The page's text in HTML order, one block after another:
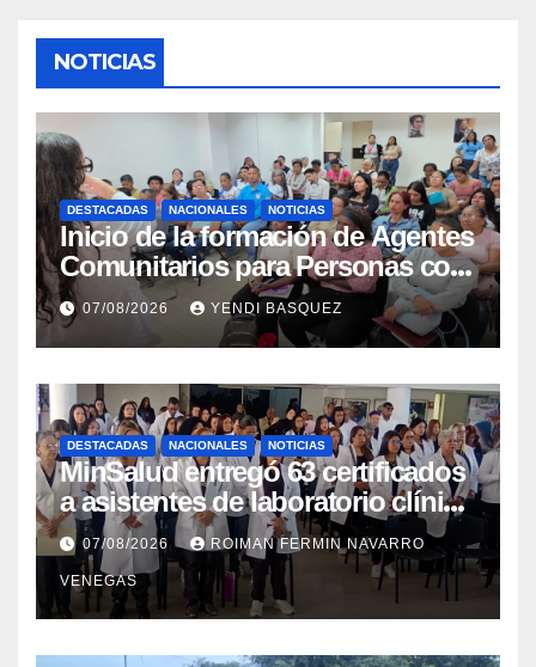
NOTICIAS
DESTACADAS NACIONALES NOTICIAS
Inicio de la formación de Agentes
Comunitarios para Personas con
Discapacidad en el Centro de
Rehabilitación J.J. Arvelo
07/08/2026 YENDI BASQUEZ
DESTACADAS NACIONALES NOTICIAS
MinSalud entregó 63 certificados
a asistentes de laboratorio clínico
para garantizar respaldo legal y
profesional
07/08/2026 ROIMAN FERMIN NAVARRO
VENEGAS